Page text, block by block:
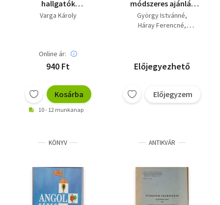
hallgatók
életfelfogása
Varga Károly
Online ár:
940 Ft
Kosárba
10 - 12 munkanap
módszeres ajánlás
szolfézs és ének
tanításához
György Istvánné
Háray Ferencné
Előjegyezhető
Előjegyzem
KÖNYV ANTIKVÁR